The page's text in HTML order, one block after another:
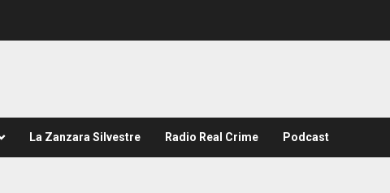
La Zanzara Silvestre Radio Real Crime Podcast